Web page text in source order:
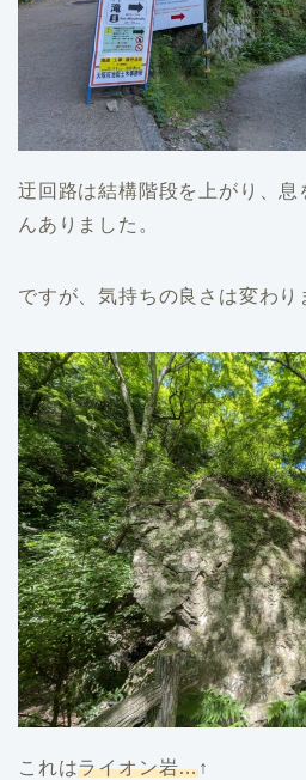
迂回路は結構階段を上がり、息
んありました。
ですが、気持ちの良さは変わり
これはライオン岩…↑